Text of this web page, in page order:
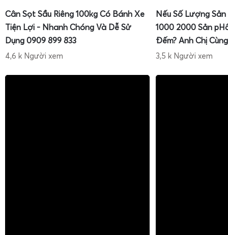
Cân Sọt Sầu Riêng 100kg Có Bánh Xe
Tiện Lợi - Nhanh Chóng Và Dễ Sử
Dụng 0909 899 833
4,6 k Người xem
Nếu Số Lượng
1000 2000 Sản
Đếm? Anh Chị
3,5 k Người xem